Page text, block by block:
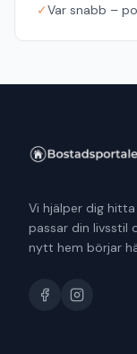
✓Var snabb –
Vi hjälper dig
passar din livsstil
nytt hem börjar